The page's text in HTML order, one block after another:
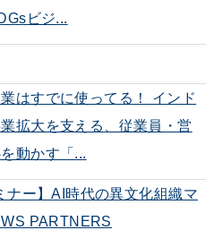
ビジ...
はすでに使ってる！ インド
拡大を支える、従業員・営
動かす「...
ナー】AI時代の異文化組織マ
PARTNERS